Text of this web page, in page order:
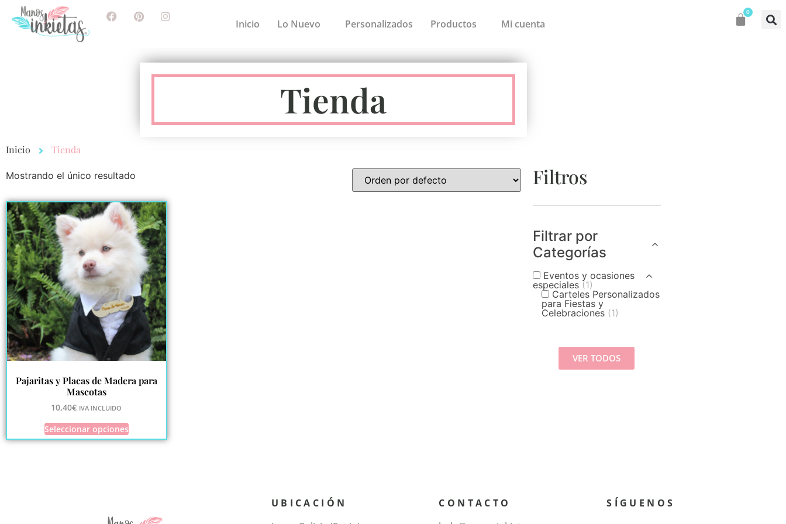
Inicio Lo Nuevo Personalizados Productos Mi cuenta
0
Tienda
Inicio Tienda
Mostrando el único resultado
Pajaritas y Placas de Madera para
Mascotas
10,40€ IVA INCLUIDO
Seleccionar opciones
Filtros
Filtrar por
Categorías
Eventos y ocasiones
especiales (1)
Carteles Personalizados
para Fiestas y
Celebraciones (1)
VER TODOS
UBICACIÓN
CONTACTO
SÍGUENOS